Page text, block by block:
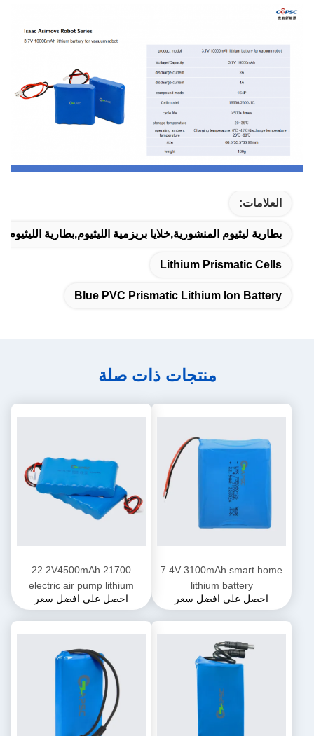
العلامات:
بطارية ليثيوم المنشورية,خلايا بريزمية الليثيوم,بطارية الليثيوم
Lithium Prismatic Cells
Blue PVC Prismatic Lithium Ion Battery
منتجات ذات صلة
7.4V 3100mAh smart home
lithium battery
احصل على افضل سعر
22.2V4500mAh 21700
electric air pump lithium
battery pack
احصل على افضل سعر